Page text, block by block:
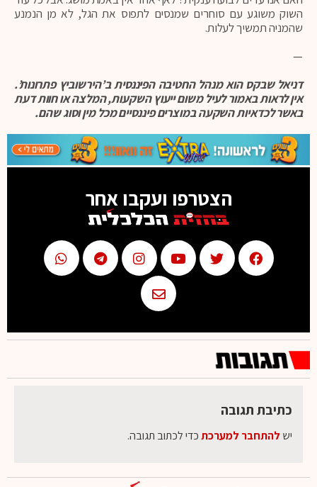
השוק משוגע עם סוחרים שמנסים לתפוס את הגל, לא מן הנמנע
שהמניה תמשיך לעלות.
—
דניאל שבקס הוא מנהל החטיבה הפיננסית ב’הירשוביץ פתרונות’.
אין לראות באמור לעיל משום ייעוץ השקעות, המלצה או חוות דעת
באשר לכדאיות השקעה במוצרים פיננסיים מכל מין וסוג שהם.
הצטרפו ועקבו אחר
כתיבת תגובה
יש להתחבר למערכתכדי לכתוב תגובה.